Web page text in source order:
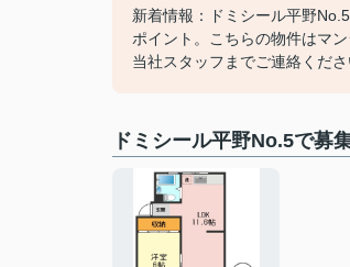
新着情報：ドミシール平野
ポイント。こちらの物件はマ
当社スタッフまでご連絡くだ
ドミシール平野No.5で募